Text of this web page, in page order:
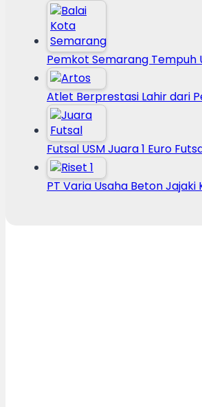
Pemkot Semarang Tempuh
Atlet Berprestasi Lahir dari
Futsal USM Juara 1 Euro
PT Varia Usaha Beton Jajaki